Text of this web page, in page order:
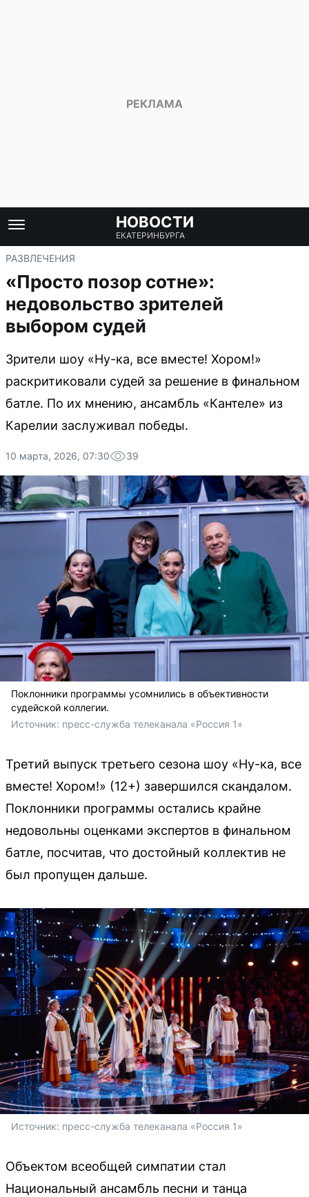
НОВОСТИ
ЕКАТЕРИНБУРГА
РАЗВЛЕЧЕНИЯ
«Просто позор сотне»:
недовольство зрителей
выбором судей
Зрители шоу «Ну-ка, все вместе! Хором!»
раскритиковали судей за решение в финальном
батле. По их мнению, ансамбль «Кантеле» из
Карелии заслуживал победы.
10 марта, 2026, 07:30 39
Поклонники программы усомнились в объективности
судейской коллегии.
Источник: пресс-служба телеканала «Россия 1»
Третий выпуск третьего сезона шоу «Ну-ка, все
вместе! Хором!» (12+) завершился скандалом.
Поклонники программы остались крайне
недовольны оценками экспертов в финальном
батле, посчитав, что достойный коллектив не
был пропущен дальше.
Источник: пресс-служба телеканала «Россия 1»
Объектом всеобщей симпатии стал
Национальный ансамбль песни и танца